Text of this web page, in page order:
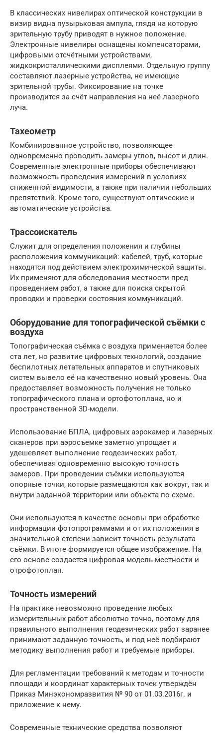
В классических нивелирах оптической конструкции в
визир видна пузырьковая ампула, глядя на которую
зрительную трубу приводят в нужное положение.
Электронные нивелиры оснащены компенсаторами,
цифровыми отсчётными устройствами,
жидкокристаллическими дисплеями. Отдельную группу
составляют лазерные устройства, не имеющие
зрительной трубы. Фиксирование на точке
производится за счёт направления на неё лазерного
луча.
Тахеометр
Комбинированное устройство, позволяющее
одновременно проводить замеры углов, высот и длин.
Современные электронные приборы обеспечивают
возможность проведения измерений в условиях
сниженной видимости, а также при наличии небольших
препятствий. Кроме того, существуют оптические и
автоматические устройства.
Трассоискатель
Служит для определения положения и глубины
расположения коммуникаций: кабелей, труб, которые
находятся под действием электрохимической защиты.
Их применяют для обследования местности пред
проведением работ, а также для поиска скрытой
проводки и проверки состояния коммуникаций.
Оборудование для топографической съёмки с
воздуха
Топографическая съёмка с воздуха применяется более
ста лет, но развитие цифровых технологий, создание
беспилотных летательных аппаратов и спутниковых
систем вывело её на качественно новый уровень. Она
предоставляет возможность получения не только
топографического плана и ортофотоплана, но и
пространственной 3D-модели.
Использование БПЛА, цифровых аэрокамер и лазерных
сканеров при аэросъемке заметно упрощает и
удешевляет выполнение геодезических работ,
обеспечивая одновременно высокую точность
замеров. При проведении съёмки используются
опорные точки, которые размещаются как вокруг, так и
внутри заданной территории или объекта по схеме.
Они используются в качестве основы при обработке
информации фотопрограммами и от их положения в
значительной степени зависит точность результата
съёмки. В итоге формируется общее изображение. На
его основе создается цифровая модель местности и
отрофотоплан.
Точность измерений
На практике невозможно проведение любых
измерительных работ абсолютно точно, поэтому для
правильного выполнения геодезических работ заранее
принимают заданную точность, и под неё подбирают
методику выполнения работ и требуемые приборы.
Для регламентации требований к методам и точности
площади и координат характерных точек утверждён
Приказ Минэкономразвития № 90 от 01.03.2016г. и
приложение к нему.
Современные технические средства позволяют